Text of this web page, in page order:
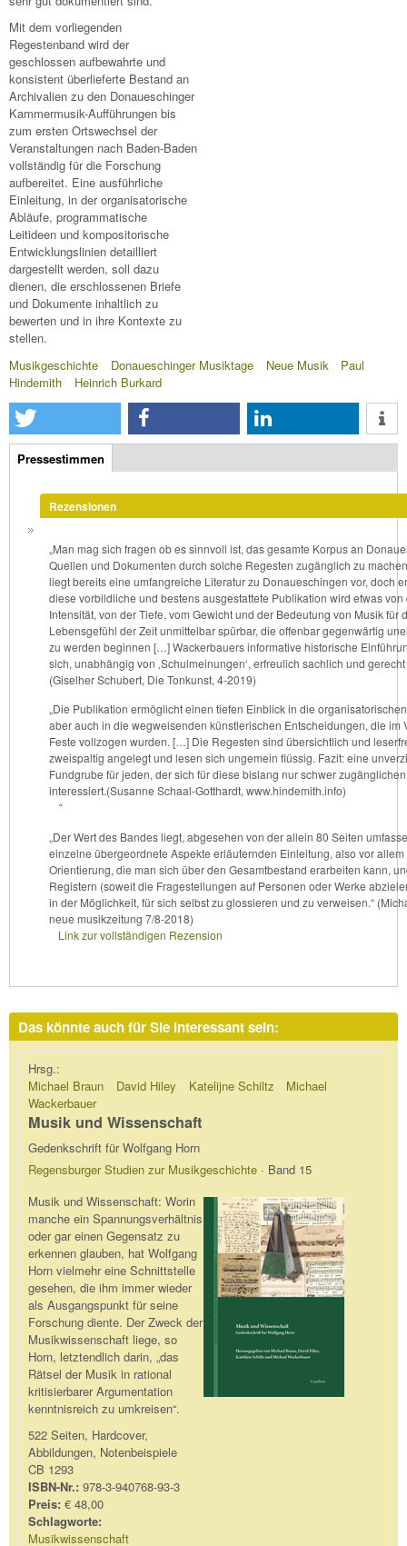
Mit dem vorliegenden
Regestenband wird der
geschlossen aufbewahrte und
konsistent überlieferte Bestand an
Archivalien zu den Donaueschinger
Kammermusik-Aufführungen bis
zum ersten Ortswechsel der
Veranstaltungen nach Baden-Baden
vollständig für die Forschung
aufbereitet. Eine ausführliche
Einleitung, in der organisatorische
Abläufe, programmatische
Leitideen und kompositorische
Entwicklungslinien detailliert
dargestellt werden, soll dazu
dienen, die erschlossenen Briefe
und Dokumente inhaltlich zu
bewerten und in ihre Kontexte zu
stellen.
Musikgeschichte
Donaueschinger Musiktage Neue Musik
Paul
Hindemith
Heinrich Burkard
Zusatzinfos
Pressestimmen
Reiter)
Rezensionen
„Man mag sich fragen ob es sinnvoll ist, das gesamte Korpus an
Quellen und Dokumenten durch solche Regesten zugänglich zu
liegt bereits eine umfangreiche Literatur zu Donaueschingen vor, doch
diese vorbildliche und bestens ausgestattete Publikation wird etwas von
Intensität, von der Tiefe, vom Gewicht und der Bedeutung von Musik für
Lebensgefühl der Zeit unmittelbar spürbar, die offenbar gegenwärtig
zu werden beginnen […] Wackerbauers informative historische
sich, unabhängig von ‚Schulmeinungen‘, erfreulich sachlich und
(Giselher Schubert, Die Tonkunst, 4-2019)
„Die Publikation ermöglicht einen tiefen Einblick in die
aber auch in die wegweisenden künstlerischen Entscheidungen, die im
Feste vollzogen wurden. […] Die Regesten sind übersichtlich und
zweispaltig angelegt und lesen sich ungemein flüssig. Fazit: eine
Fundgrube für jeden, der sich für diese bislang nur schwer
interessiert.
“
(Susanne Schaal-Gotthardt, www.hindemith.info)
„Der Wert des Bandes liegt, abgesehen von der allein 80 Seiten
einzelne übergeordnete Aspekte erläuternden Einleitung, also vor allem
Orientierung, die man sich über den Gesamtbestand erarbeiten kann,
Registern (soweit die Fragestellungen auf Personen oder Werke
in der Möglichkeit, für sich selbst zu glossieren und zu verweisen.“
neue musikzeitung 7/8-2018)
Link zur vollständigen Rezension
Das könnte auch für Sie interessant sein:
Hrsg.:
Michael Braun
David Hiley Katelijne Schiltz
Michael
Wackerbauer
Musik und Wissenschaft
Gedenkschrift für Wolfgang Horn
Regensburger Studien zur Musikgeschichte · Band 15
Musik und Wissenschaft: Worin
manche ein Spannungsverhältnis
oder gar einen Gegensatz zu
erkennen glauben, hat Wolfgang
Horn vielmehr eine Schnittstelle
gesehen, die ihm immer wieder
als Ausgangspunkt für seine
Forschung diente. Der Zweck der
Musikwissenschaft liege, so
Horn, letztendlich darin, „das
Rätsel der Musik in rational
kritisierbarer Argumentation
kenntnisreich zu umkreisen“.
522 Seiten, Hardcover,
Abbildungen, Notenbeispiele
CB 1293
ISBN-Nr.: 978-3-940768-93-3
Preis: € 48,00
Schlagworte:
Musikwissenschaft